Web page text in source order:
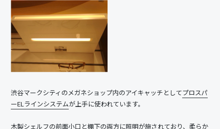
渋谷マークシティのメガネショップ内のアイキャッチとしてプロスパ
ーELラインシステムが上手に使われています。
木製シェルフの前面小口と棚下の両方に照明が施されており、柔らか